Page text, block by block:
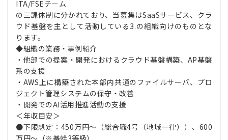
ITA/FSEチーム
の三課体制に分かれており、当募集はSaaSサービス、クラ
ウド基盤を主として活動している3.の組織向けのものとな
ります。
◆組織の業務・事例紹介
・他部での提案・開発におけるクラウド基盤構築、AP基盤
系の支援
・AWS上に構築された本部内共通のファイルサーバ、プロ
ジェクト管理システムの保守・改善
・開発でのAI活用推進活動の支援
＜年収目安＞
●下限想定：450万円～（総合職4号（地域一律））、600
万円～（※基幹3等級）